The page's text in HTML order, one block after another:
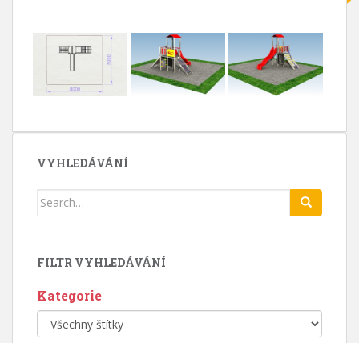
VYHLEDÁVÁNÍ
Search
FILTR VYHLEDÁVÁNÍ
Kategorie